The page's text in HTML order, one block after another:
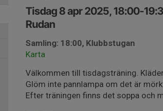
Tisdag 8 apr 2025, 18:00-
Rudan
Samling: 18:00, Klubbstugan
Karta
Välkommen till tisdagsträning.
Glöm inte pannlampa om det är
Efter träningen finns det soppa och